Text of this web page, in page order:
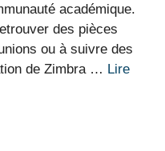
académique.
des pièces
ou à suivre des
de Zimbra … Lire